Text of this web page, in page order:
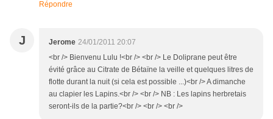
Répondre
J Jerome 24/01/2011 20:07
<br /> Bienvenu Lulu !<br /> <br /> Le Doliprane peut être
évité grâce au Citrate de Bétaïne la veille et quelques litres de
flotte durant la nuit (si cela est possible ...)<br /> A dimanche
au clapier les Lapins.<br /> <br /> NB : Les lapins herbretais
seront-ils de la partie?<br /> <br /> <br />